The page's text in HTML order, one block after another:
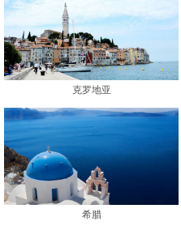
克罗地亚
希腊